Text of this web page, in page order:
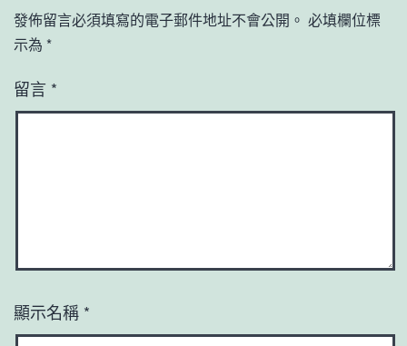
發佈留言必須填寫的電子郵件地址不會公開。 必填欄位標
示為 *
留言 *
顯示名稱 *